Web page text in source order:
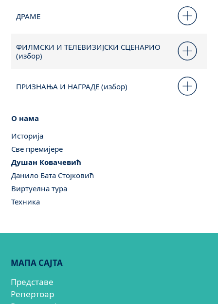
О нама
Историја
Све премијере
Душан Ковачевић
Данило Бата Стојковић
Виртуелна тура
Техника
ДРАМЕ
ФИЛМСКИ И ТЕЛЕВИЗИЈСКИ СЦЕНАРИО
(избор)
ПРИЗНАЊА И НАГРАДЕ (избор)
МАПА САЈТА
Представе
Репертоар